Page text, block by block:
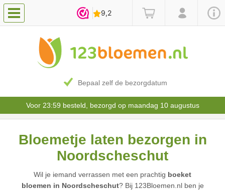
Bepaal zelf de bezorgdatum
Voor 23:59 besteld, bezorgd op maandag 10 augustus
Bloemetje laten bezorgen in
Noordscheschut
Wil je iemand verrassen met een prachtig boeket
bloemen in Noordscheschut? Bij 123Bloemen.nl ben je